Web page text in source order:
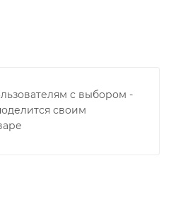
с выбором -
своим